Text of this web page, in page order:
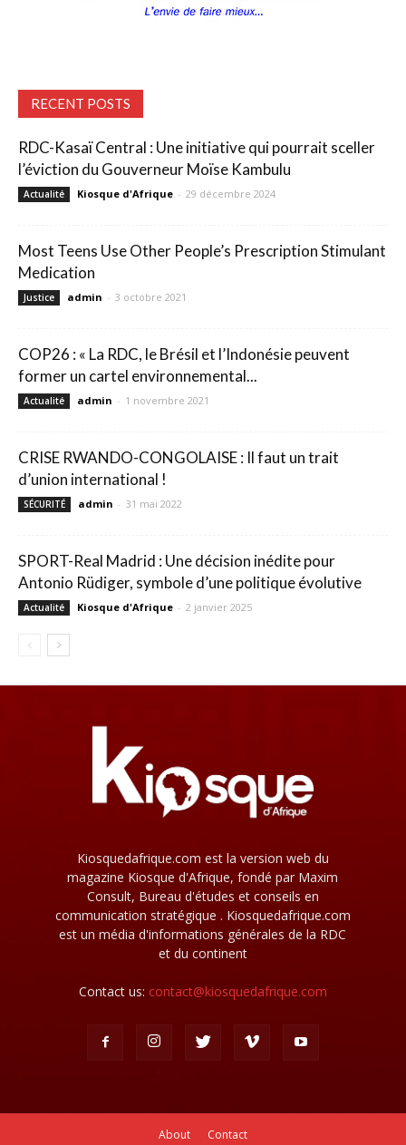
RECENT POSTS
RDC-Kasaï Central : Une initiative qui pourrait sceller
l’éviction du Gouverneur Moïse Kambulu
Actualité Kiosque d'Afrique - 29 décembre 2024
Most Teens Use Other People’s Prescription Stimulant
Medication
Justice admin - 3 octobre 2021
COP26 : « La RDC, le Brésil et l’Indonésie peuvent
former un cartel environnemental...
Actualité admin - 1 novembre 2021
CRISE RWANDO-CONGOLAISE : Il faut un trait
d’union international !
SÉCURITÉ admin - 31 mai 2022
SPORT-Real Madrid : Une décision inédite pour
Antonio Rüdiger, symbole d’une politique évolutive
Actualité Kiosque d'Afrique - 2 janvier 2025
Kiosquedafrique.com est la version web du
magazine Kiosque d'Afrique, fondé par Maxim
Consult, Bureau d'études et conseils en
communication stratégique . Kiosquedafrique.com
est un média d'informations générales de la RDC
et du continent
Contact us: contact@kiosquedafrique.com
About Contact